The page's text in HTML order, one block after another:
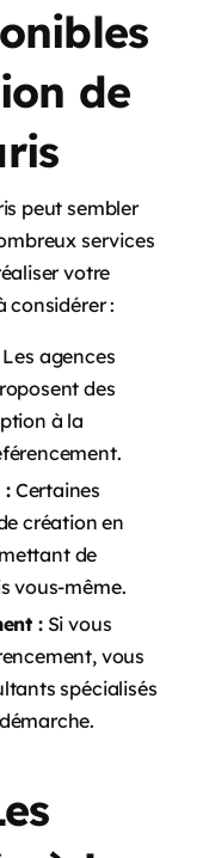
de
peut sembler
services
votre
considérer :
agences
des
à la
:Certaines
création en
de
vous-même.
:Si vous
vous
spécialisés